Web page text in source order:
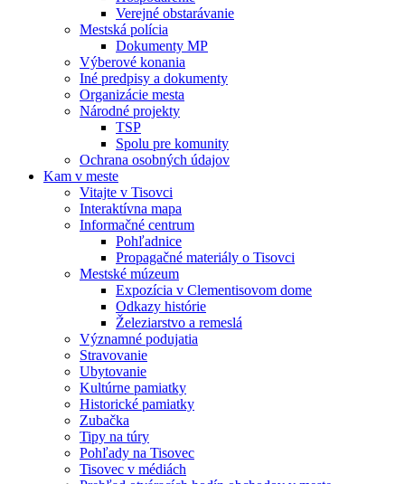
Verejné obstarávanie
Mestská polícia
Dokumenty MP
Výberové konania
Iné predpisy a dokumenty
Organizácie mesta
Národné projekty
TSP
Spolu pre komunity
Ochrana osobných údajov
Kam v meste
Vitajte v Tisovci
Interaktívna mapa
Informačné centrum
Pohľadnice
Propagačné materiály o Tisovci
Mestské múzeum
Expozícia v Clementisovom dome
Odkazy histórie
Železiarstvo a remeslá
Významné podujatia
Stravovanie
Ubytovanie
Kultúrne pamiatky
Historické pamiatky
Zubačka
Tipy na túry
Pohľady na Tisovec
Tisovec v médiách